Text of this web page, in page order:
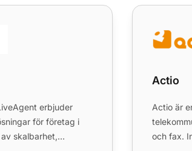
erbjuder
för företag i
skalbarhet,
Actio
Actio
Actio är
och fax.